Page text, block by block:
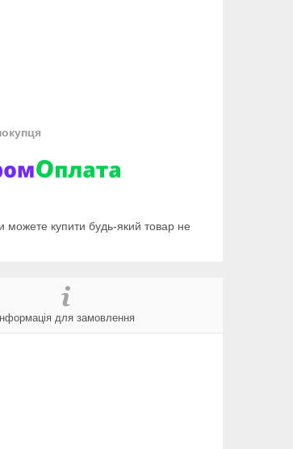
можете купити будь-який товар не
Інформація для замовлення